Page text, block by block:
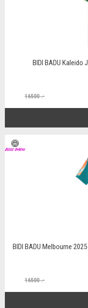
BIDI BADU Kaleido
16500 .-
BIDI BADU Melbourne
16500 .-